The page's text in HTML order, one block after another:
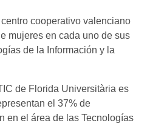
cooperativo valenciano
mujeres en cada uno de sus
de la Información y la
de Florida Universitària es
el 37% de
en el área de las Tecnologías